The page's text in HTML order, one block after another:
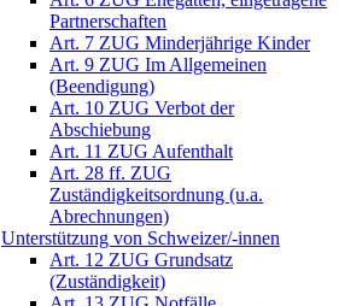
Partnerschaften
Art. 7 ZUG Minderjährige Kinder
Art. 9 ZUG Im Allgemeinen
(Beendigung)
Art. 10 ZUG Verbot der
Abschiebung
Art. 11 ZUG Aufenthalt
Art. 28 ff. ZUG
Zuständigkeitsordnung (u.a.
Abrechnungen)
Unterstützung von Schweizer/-innen
Art. 12 ZUG Grundsatz
(Zuständigkeit)